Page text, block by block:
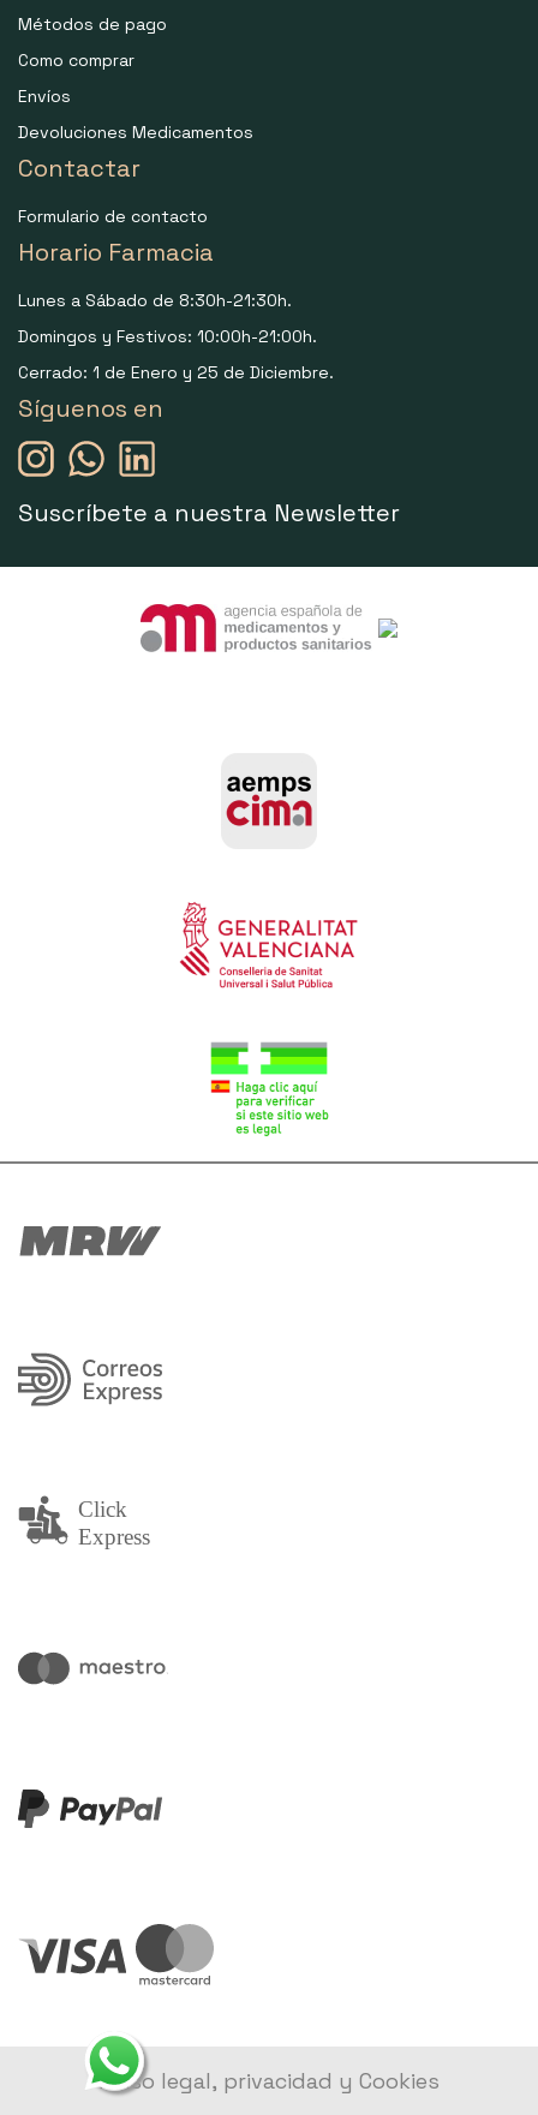
Métodos de pago
Como comprar
Envíos
Devoluciones Medicamentos
Contactar
Formulario de contacto
Horario Farmacia
Lunes a Sábado de 8:30h-21:30h.
Domingos y Festivos: 10:00h-21:00h.
Cerrado: 1 de Enero y 25 de Diciembre.
Síguenos en
Suscríbete a nuestra Newsletter
Aviso legal, privacidad y Cookies